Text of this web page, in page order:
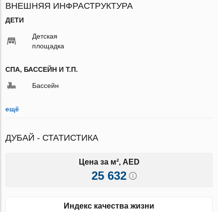
ВНЕШНЯЯ ИНФРАСТРУКТУРА
ДЕТИ
Детская
площадка
СПА, БАССЕЙН И Т.П.
Бассейн
ещё
ДУБАЙ - СТАТИСТИКА
Цена за м², AED
25 632
Индекс качества жизни